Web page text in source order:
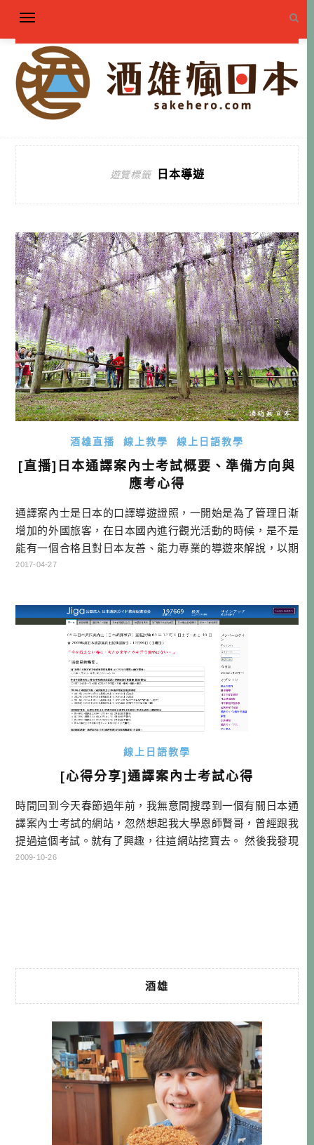
遊覽標籤 日本導遊
酒雄直播 線上教學 線上日語教學
[直播]日本通譯案內士考試概要、準備方向與
應考心得
通譯案內士是日本的口譯導遊證照，一開始是為了管理日漸
增加的外國旅客，在日本國內進行觀光活動的時候，是不是
能有一個合格且對日本友善、能力專業的導遊來解說，以期
能拿到正確知識的傳遞，才能期待將來的重複來訪，因而舉
通譯案內士，每年僅100多人的速度在成長，可是相關的需求
可不只啊！供需不平衡的情況持 […]…
2017-04-27
線上日語教學
[心得分享]通譯案內士考試心得
時間回到今天春節過年前，我無意間搜尋到一個有關日本通
譯案內士考試的網站，忽然想起我大學恩師賢哥，曾經跟我
提過這個考試。就有了興趣，往這網站挖寶去。 然後我發現
此協會竟然有這個考試的育成課程，還可以試聽！當下我就
2009-10-26
酒雄